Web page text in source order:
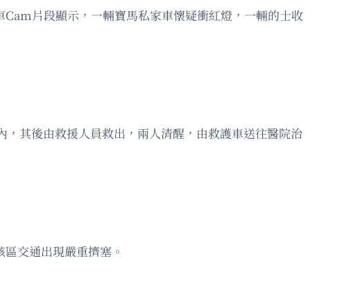
片段顯示，一輛寶馬私家車懷疑衝紅燈，一輛的士收
其後由救援人員救出，兩人清醒，由救護車送往醫院治
交通出現嚴重擠塞。